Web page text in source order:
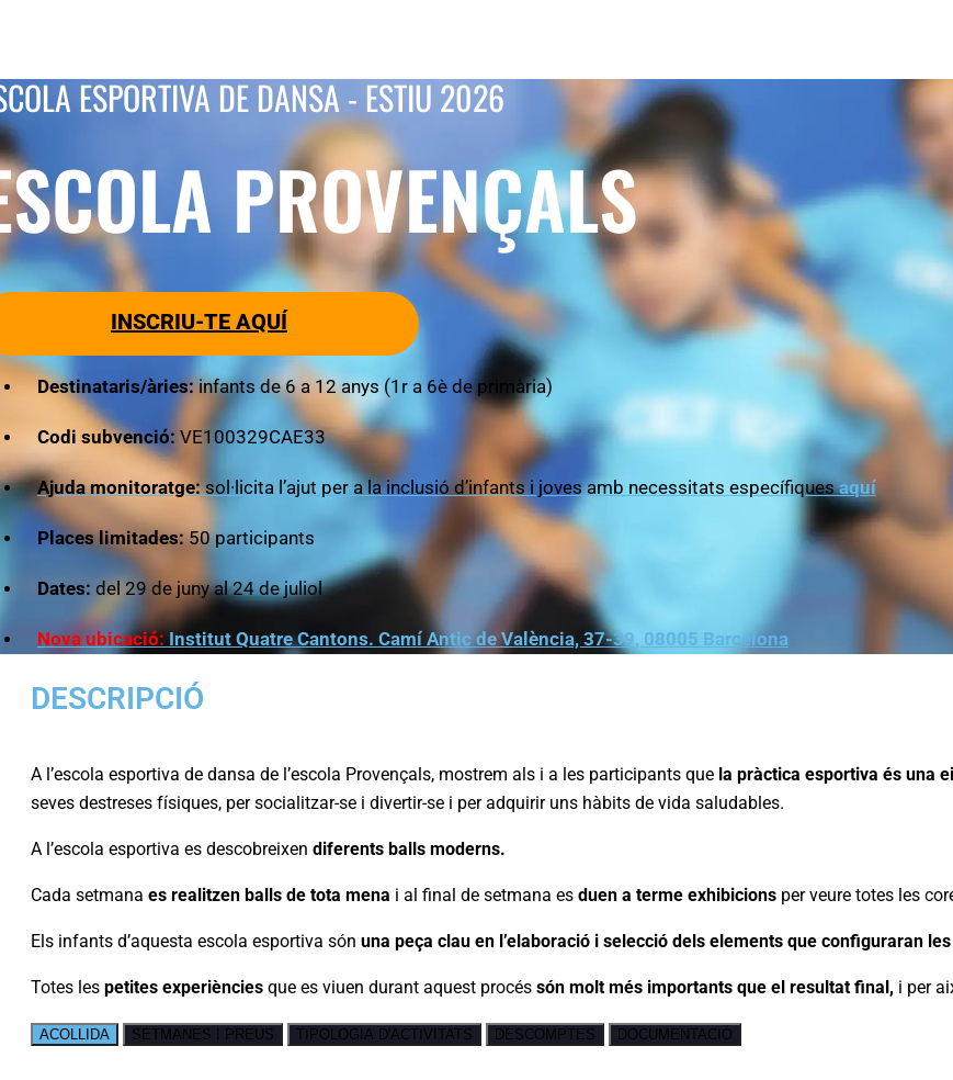
ESPORTIVA DE DANSA - ESTIU 2026
PROVENÇALS
INSCRIU-TE AQUÍ
Destinataris/àries:infants de 6 a 12 anys (1r a 6è de primària)
Codi subvenció: VE100329CAE33
Ajuda monitoratge:sol·licita l’ajut per a la inclusió d’infants i joves amb necessitats específiquesaquí
Places limitades:50 participants
Dates: del 29 de juny al 24 de juliol
Nova ubicació: Institut Quatre Cantons. Camí Antic de València, 37-39, 08005 Barcelona
DESCRIPCIÓ
A l’escola esportiva de dansa de l’escola Provençals, mostrem als i a les participants que la pràctica esportiva és una
seves destreses físiques, per socialitzar-se i divertir-se i per adquirir uns hàbits de vida saludables.
A l’escola esportiva es descobreixen diferents balls moderns.
Cada setmana es realitzen balls de tota mena i al final de setmana es duen a terme exhibicions per veure totes les
Els infants d’aquesta escola esportiva són una peça clau en l’elaboració i selecció dels elements que configuraran
Totes les petites experiències que es viuen durant aquest procés són molt més importants que el resultat final, i per
ACOLLIDA SETMANES I PREUS TIPOLOGIA D'ACTIVITATS DESCOMPTES DOCUMENTACIÓ